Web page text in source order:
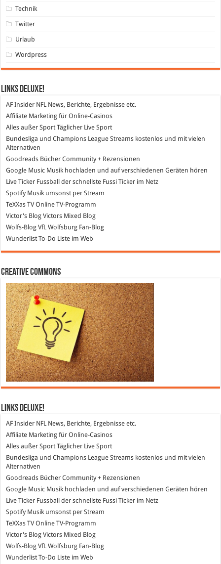
Technik
Twitter
Urlaub
Wordpress
Links DeLuXe!
AF Insider NFL News, Berichte, Ergebnisse etc.
Affiliate Marketing für Online-Casinos
Alles außer Sport Täglicher Live Sport
Bundesliga und Champions League Streams kostenlos und mit vielen
Alternativen
Goodreads Bücher Community + Rezensionen
Google Music Musik hochladen und auf verschiedenen Geräten hören
Live Ticker Fussball der schnellste Fussi Ticker im Netz
SpotifyMusik umsonst per Stream
TeXXas TVOnline TV-Programm
Victor's Blog Victors Mixed Blog
Wolfs-Blog VfL Wolfsburg Fan-Blog
Wunderlist To-Do Liste im Web
Creative Commons
Links DeLuXe!
AF Insider NFL News, Berichte, Ergebnisse etc.
Affiliate Marketing für Online-Casinos
Alles außer SportTäglicher Live Sport
Bundesliga und Champions League Streams kostenlos und mit vielen
Alternativen
Goodreads Bücher Community + Rezensionen
Google Music Musik hochladen und auf verschiedenen Geräten hören
Live Ticker Fussball
der schnellste Fussi Ticker im Netz
SpotifyMusik umsonst per Stream
TeXXas TVOnline TV-Programm
Victor's Blog Victors Mixed Blog
Wolfs-Blog VfL Wolfsburg Fan-Blog
WunderlistTo-Do Liste im Web